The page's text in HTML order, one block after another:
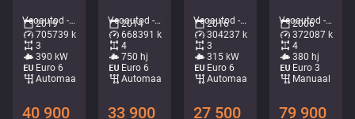
Veoautod - Raam • M190-4102
2019
705739 km
3
390 kW
Euro 6
Automaat
40 900
Veoautod - Kallur • M966-2659
2014
668391 km
4
750 hj
Euro 6
Automaat
33 900
Veoautod - Külmik • M375-5636
2016
304237 km
3
315 kW
Euro 6
Automaat
27 500
Veoautod - Kraanaga madel • M582-2228
2006
372087 km
4
380 hj
Euro 3
Manuaal
79 900